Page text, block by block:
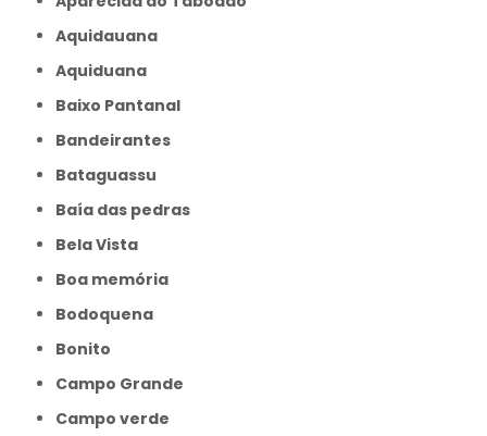
Aquidauana
Aquiduana
Baixo Pantanal
Bandeirantes
Bataguassu
Baía das pedras
Bela Vista
Boa memória
Bodoquena
Bonito
Campo Grande
Campo verde